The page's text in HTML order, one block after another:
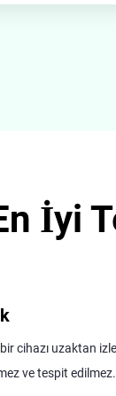
İyi
cihazı uzaktan
ve tespit